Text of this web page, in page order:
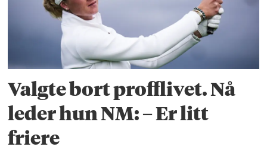
Valgte bort profflivet. Nå
leder hun NM: – Er litt
friere